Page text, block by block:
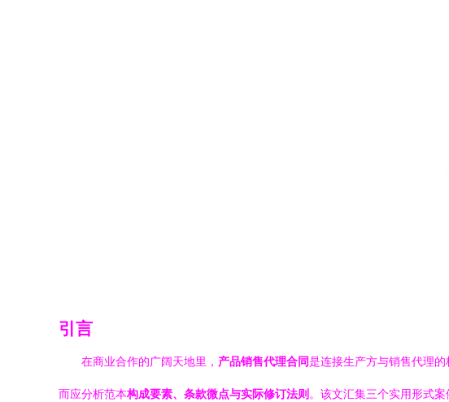
引言
在商业合作的广阔天地里， 产品销售代理合同是连接生产方与销售代理
而应分析范本构成要素、条款微点与实际修订法则 。该文汇集三个实用形式